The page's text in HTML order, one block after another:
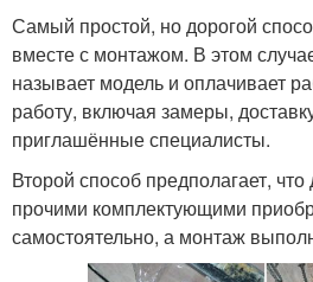
Самый простой, но дорогой
вместе с монтажом. В этом
называет модель и оплачивает
работу, включая замеры,
приглашённые специалисты.
Второй способ предполагает,
прочими комплектующими
самостоятельно, а монтаж